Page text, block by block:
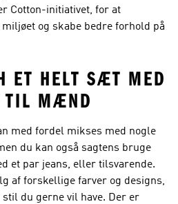
Cotton-initiativet, for at
og skabe bedre forhold på
ET HELT SÆT MED
TIL MÆND
med fordel mikses med nogle
du kan også sagtens bruge
et par jeans, eller tilsvarende.
af forskellige farver og designs,
du gerne vil have. Der er